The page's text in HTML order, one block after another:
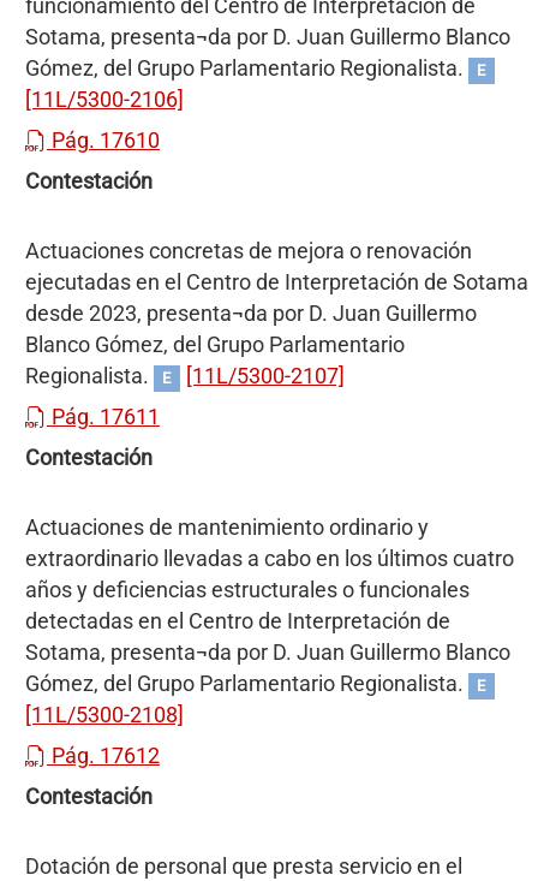
funcionamiento del Centro de Interpretación de
Sotama, presenta¬da por D. Juan Guillermo Blanco
Gómez, del Grupo Parlamentario Regionalista.
E
[11L/5300-2106]
Pág. 17610
Contestación
Actuaciones concretas de mejora o renovación
ejecutadas en el Centro de Interpretación de Sotama
desde 2023, presenta¬da por D. Juan Guillermo
Blanco Gómez, del Grupo Parlamentario
Regionalista.
E
[11L/5300-2107]
Pág. 17611
Contestación
Actuaciones de mantenimiento ordinario y
extraordinario llevadas a cabo en los últimos cuatro
años y deficiencias estructurales o funcionales
detectadas en el Centro de Interpretación de
Sotama, presenta¬da por D. Juan Guillermo Blanco
Gómez, del Grupo Parlamentario Regionalista.
E
[11L/5300-2108]
Pág. 17612
Contestación
Dotación de personal que presta servicio en el